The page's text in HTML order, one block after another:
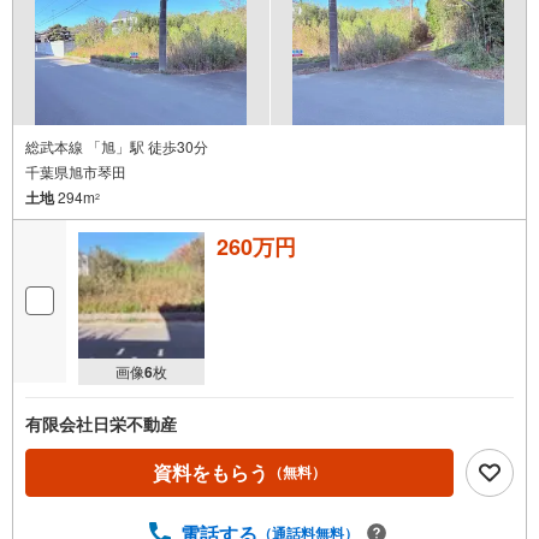
総武本線 「旭」駅 徒歩30分
千葉県旭市琴田
土地294m2
画像6枚
260万円
有限会社日栄不動産
資料をもらう （無料）
電話する （通話料無料）